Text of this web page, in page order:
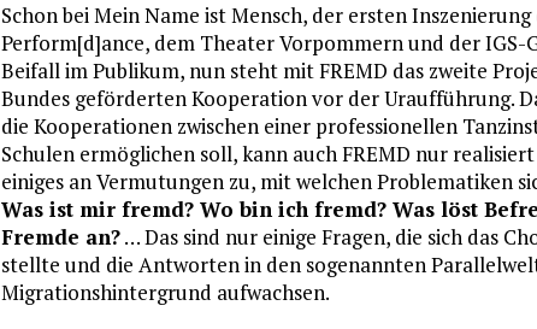
Schon bei Mein Name ist Mensch, der ersten
Perform[d]ance, dem Theater Vorpommern und der
Beifall im Publikum, nun steht mit FREMD das zweite
Bundes geförderten Kooperation vor der Uraufführung.
die Kooperationen zwischen einer professionellen
Schulen ermöglichen soll, kann auch FREMD nur
einiges an Vermutungen zu, mit welchen Problematiken
Was ist mir fremd? Wo bin ich fremd? Was löst
Fremde an?… Das sind nur einige Fragen, die sich das
stellte und die Antworten in den sogenannten
Migrationshintergrund aufwachsen.